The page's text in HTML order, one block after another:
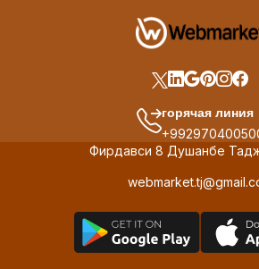
горячая линия
Фирдавси 8 Душанбе